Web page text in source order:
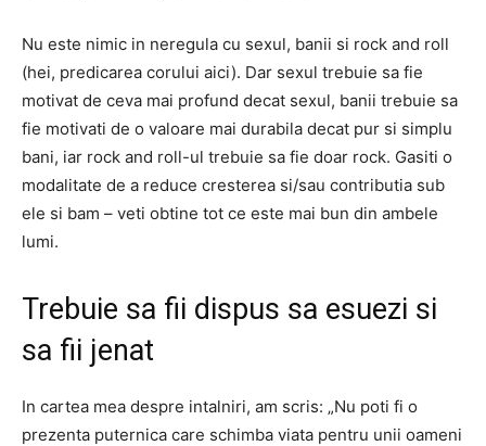
Nu este nimic in neregula cu sexul, banii si rock and roll
(hei, predicarea corului aici). Dar sexul trebuie sa fie
motivat de ceva mai profund decat sexul, banii trebuie sa
fie motivati de o valoare mai durabila decat pur si simplu
bani, iar rock and roll-ul trebuie sa fie doar rock. Gasiti o
modalitate de a reduce cresterea si/sau contributia sub
ele si bam – veti obtine tot ce este mai bun din ambele
lumi.
Trebuie sa fii dispus sa esuezi si
sa fii jenat
In cartea mea despre intalniri, am scris: „Nu poti fi o
prezenta puternica care schimba viata pentru unii oameni